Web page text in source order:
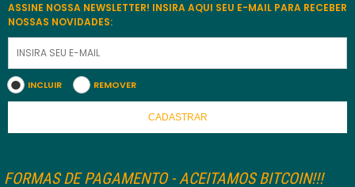
ASSINE NOSSA NEWSLETTER! INSIRA AQUI SEU E-MAIL PARA RECEBER
NOSSAS NOVIDADES:
INCLUIR REMOVER
CADASTRAR
FORMAS DE PAGAMENTO - ACEITAMOS BITCOIN!!!